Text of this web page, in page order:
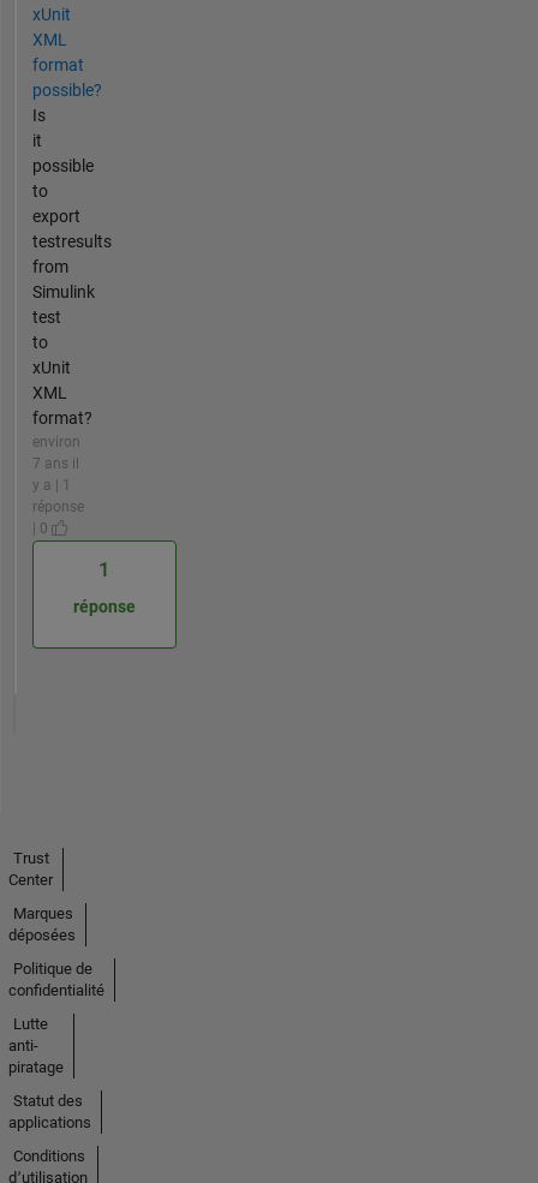
xUnit
XML
format
possible?
Is
it
possible
to
export
testresults
from
Simulink
test
to
xUnit
XML
format?
environ
7 ans il
y a | 1
réponse
| 0
1
réponse
Trust
Center
Marques
déposées
Politique de
confidentialité
Lutte
anti-
piratage
Statut des
applications
Conditions
d՚utilisation